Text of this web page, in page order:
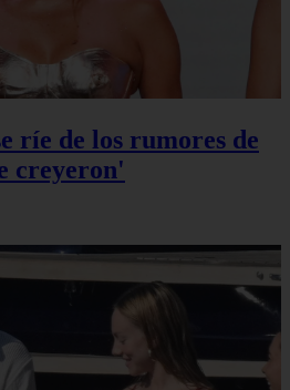
ríe de los rumores de
creyeron'